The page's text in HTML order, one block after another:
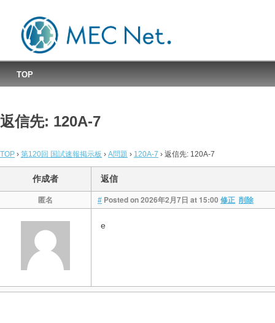
MEC国試速報掲示板
TOP
返信先: 120A-7
TOP › 第120回 国試速報掲示板 › A問題 › 120A-7 › 返信先: 120A-7
作成者 返信
匿名 # Posted on 2026年2月7日 at 15:00 修正 削除
e